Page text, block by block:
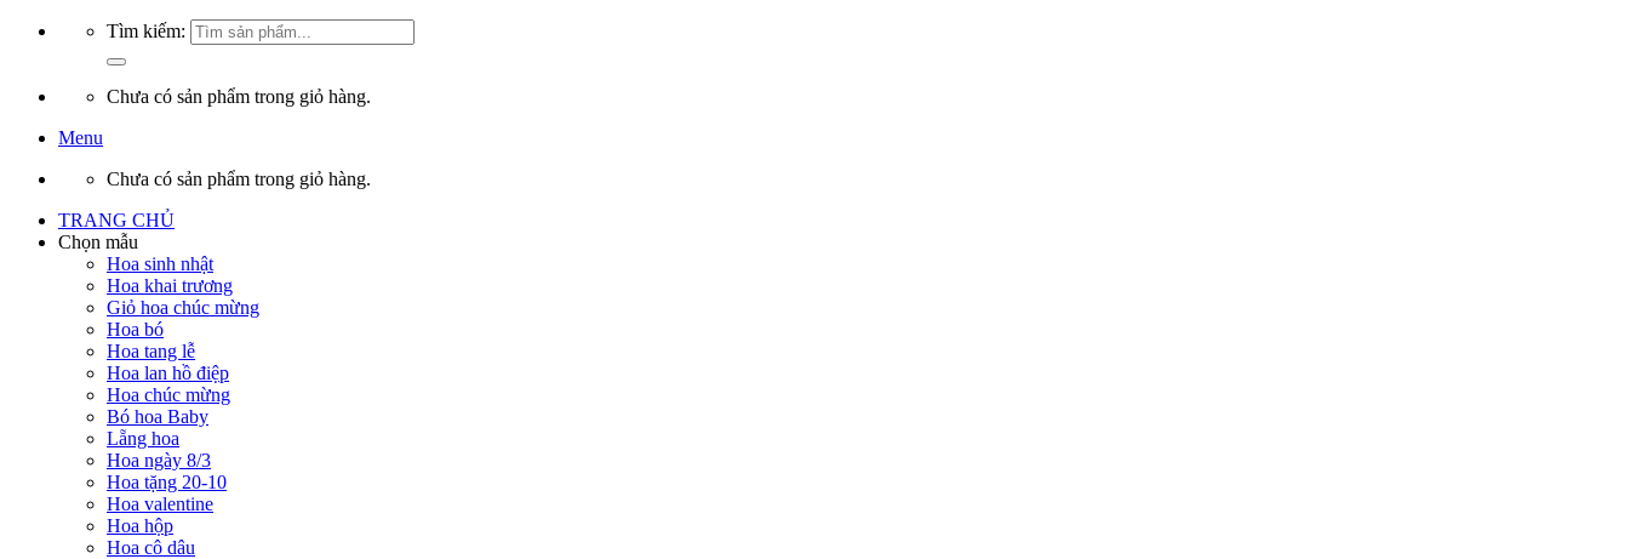
Tìm kiếm:
Chưa có sản phẩm trong giỏ hàng.
Menu
Chưa có sản phẩm trong giỏ hàng.
TRANG CHỦ
Chọn mẫu
Hoa sinh nhật
Hoa khai trương
Giỏ hoa chúc mừng
Hoa bó
Hoa tang lễ
Hoa lan hồ điệp
Hoa chúc mừng
Bó hoa Baby
Lẵng hoa
Hoa ngày 8/3
Hoa tặng 20-10
Hoa valentine
Hoa hộp
Hoa cô dâu